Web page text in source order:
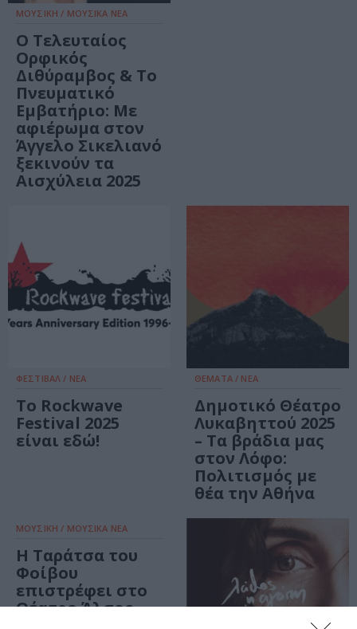
ΜΟΥΣΙΚΗ / ΜΟΥΣΙΚΑ ΝΕΑ
Ο Τελευταίος
Ορφικός
Διθύραμβος & Το
Πνευματικό
Εμβατήριο: Με
αφιέρωμα στον
Άγγελο Σικελιανό
ξεκινούν τα
Αισχύλεια 2025
ΦΕΣΤΙΒΑΛ / ΝΕΑ
Το Rockwave
Festival 2025
είναι εδώ!
ΘΕΜΑΤΑ / ΝΕΑ
Δημοτικό Θέατρο
Λυκαβηττού 2025
– Τα βράδια μας
στον Λόφο:
Πολιτισμός με
θέα την Αθήνα
ΜΟΥΣΙΚΗ / ΜΟΥΣΙΚΑ ΝΕΑ
Η Ταράτσα του
Φοίβου
επιστρέφει στο
Θέατρο Άλσος